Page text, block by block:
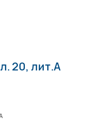
20, лит.А